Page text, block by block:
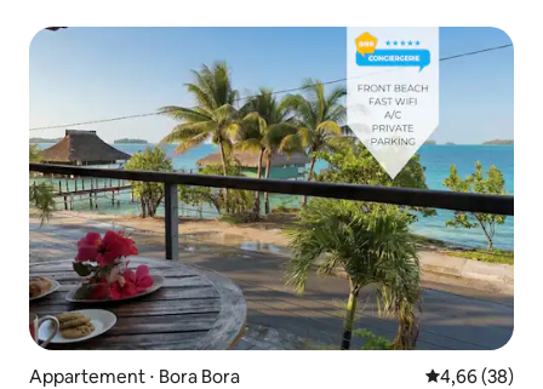
Appartement ⋅ Bora Bora Évaluation
4,66 (38)